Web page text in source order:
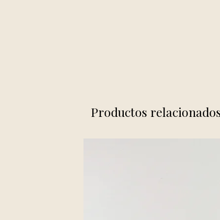
Productos